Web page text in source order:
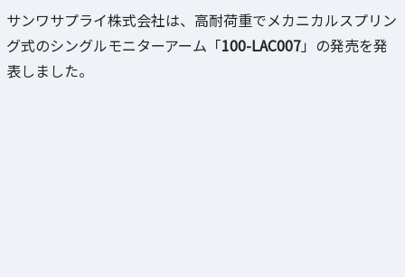
サンワサプライ株式会社は、高耐荷重でメカニカルスプリン
グ式のシングルモニターアーム「100-LAC007」の発売を発
表しました。